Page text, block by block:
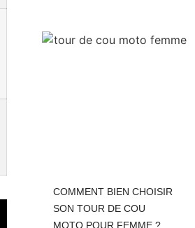
COMMENT BIEN CHOISIR
SON TOUR DE COU
MOTO POUR FEMME ?